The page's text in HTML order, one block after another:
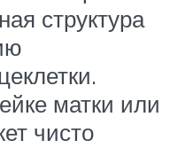
структура
матки или
чисто